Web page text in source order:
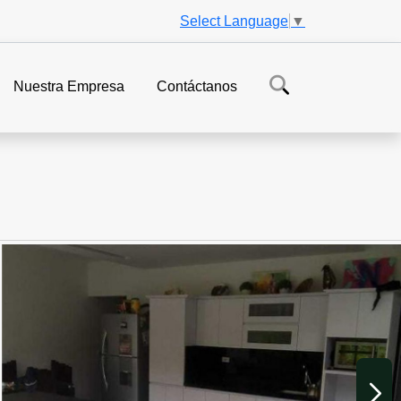
Select Language ▼
Nuestra Empresa Contáctanos